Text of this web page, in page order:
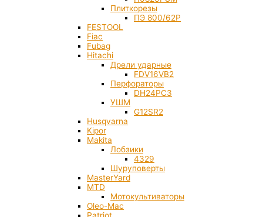
Плиткорезы
ПЭ 800/62Р
FESTOOL
Fiac
Fubag
Hitachi
Дрели ударные
FDV16VB2
Перфораторы
DH24PC3
УШМ
G12SR2
Husqvarna
Kipor
Makita
Лобзики
4329
Шуруповерты
MasterYard
MTD
Мотокультиваторы
Oleo-Mac
Patriot